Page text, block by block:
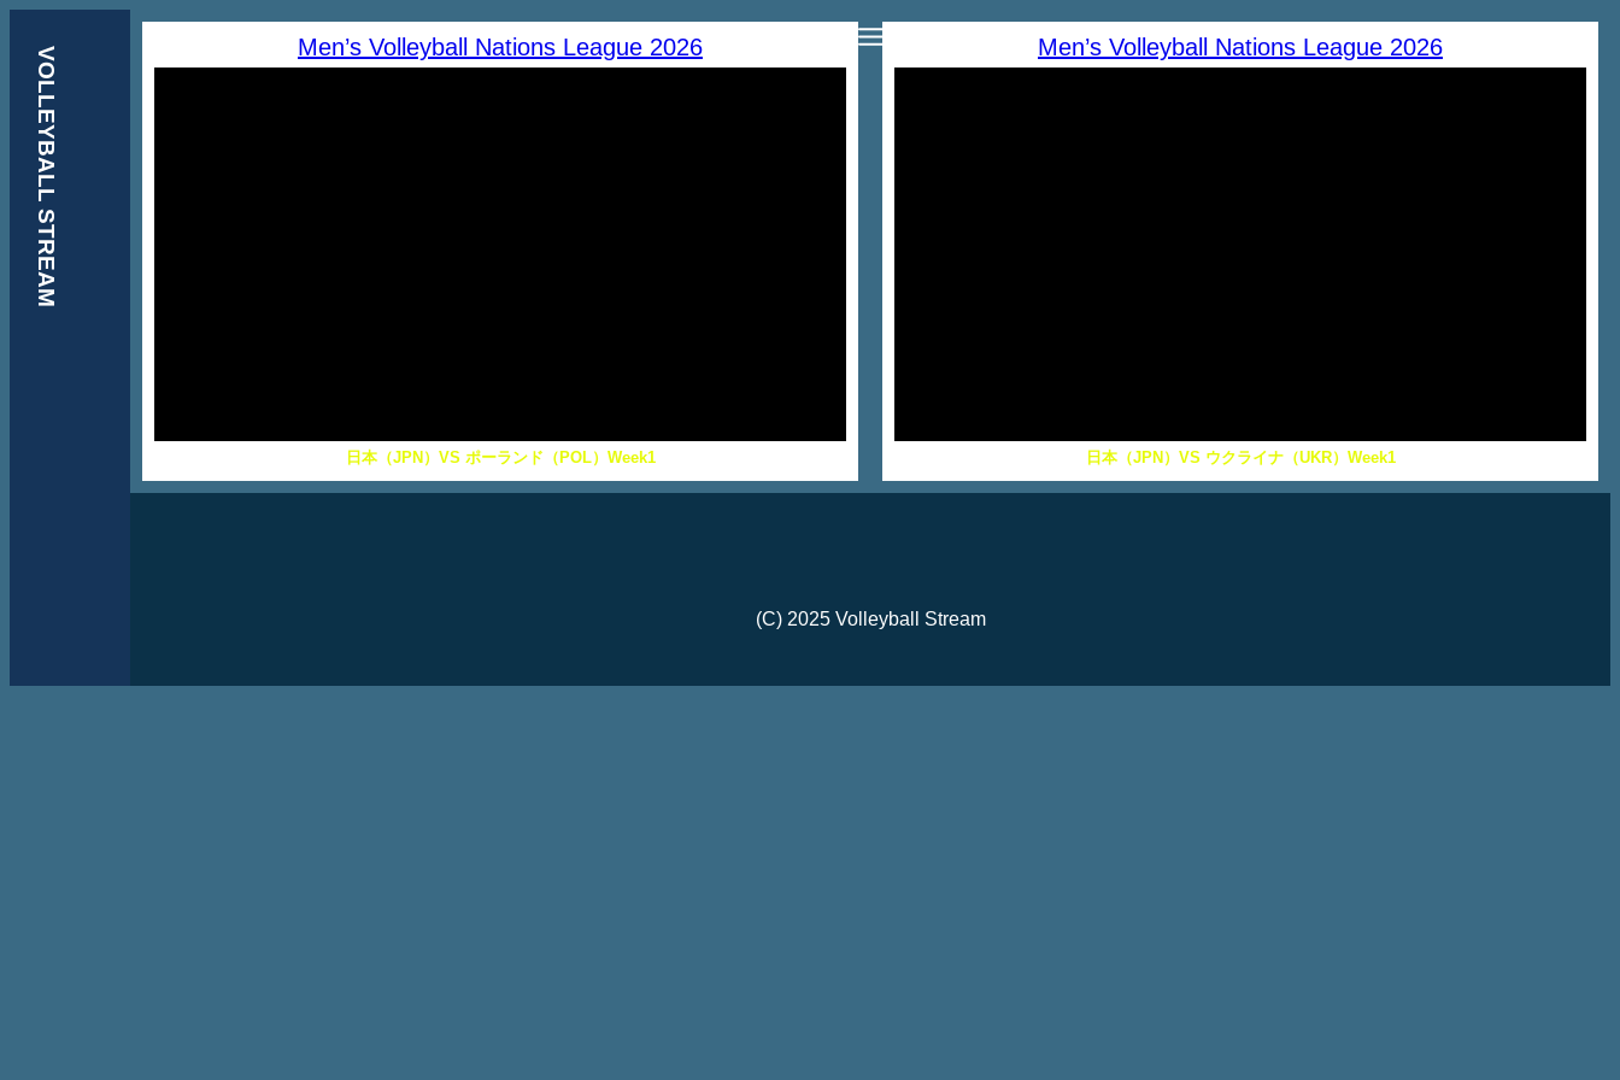
VOLLEYBALL STREAM Men’s Volleyball Nations League 2026
日本（JPN）VS ポーランド（POL）Week1
Men’s Volleyball Nations League 2026
日本（JPN）VS ウクライナ（UKR）Week1
(C) 2025 Volleyball Stream